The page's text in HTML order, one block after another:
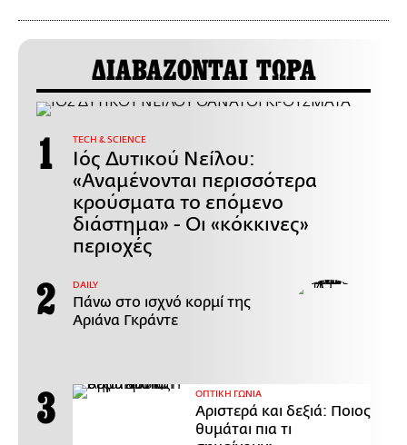
ΔΙΑΒΑΖΟΝΤΑΙ ΤΩΡΑ
ΤECH & SCIENCE
Ιός Δυτικού Νείλου:
«Αναμένονται περισσότερα
κρούσματα το επόμενο
διάστημα» - Οι «κόκκινες»
περιοχές
DAILY
Πάνω στο ισχνό κορμί της
Αριάνα Γκράντε
ΟΠΤΙΚΗ ΓΩΝΙΑ
Αριστερά και δεξιά: Ποιος
θυμάται πια τι